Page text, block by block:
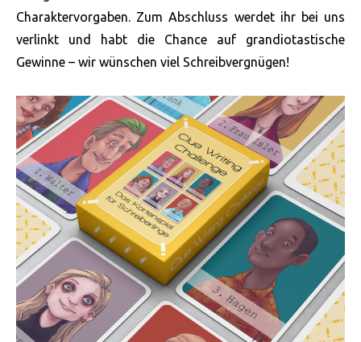
Charaktervorgaben. Zum Abschluss werdet ihr bei uns
verlinkt und habt die Chance auf grandiotastische
Gewinne – wir wünschen viel Schreibvergnügen!